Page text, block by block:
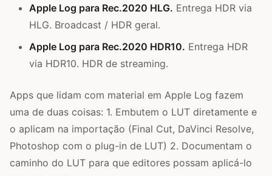
Apple Log para Rec.2020 HLG. Entrega HDR via
HLG. Broadcast / HDR geral.
Apple Log para Rec.2020 HDR10. Entrega HDR
via HDR10. HDR de streaming.
Apps que lidam com material em Apple Log fazem
uma de duas coisas: 1. Embutem o LUT diretamente e
o aplicam na importação (Final Cut, DaVinci Resolve,
Photoshop com o plug-in de LUT) 2. Documentam o
caminho do LUT para que editores possam aplicá-lo